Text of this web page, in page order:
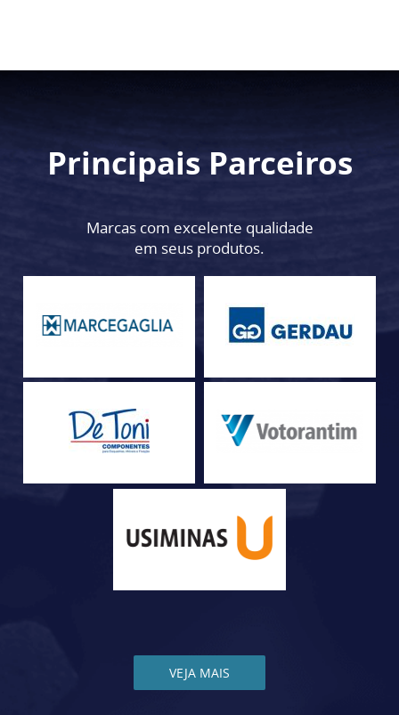
Principais Parceiros
Marcas com excelente qualidade
em seus produtos.
VEJA MAIS